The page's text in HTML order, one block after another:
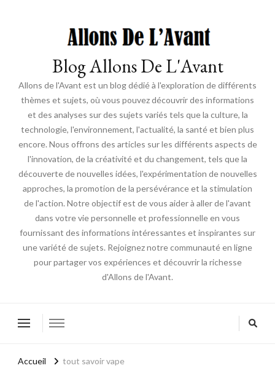
Blog Allons De L'Avant
Allons de l'Avant est un blog dédié à l'exploration de différents
thèmes et sujets, où vous pouvez découvrir des informations
et des analyses sur des sujets variés tels que la culture, la
technologie, l'environnement, l'actualité, la santé et bien plus
encore. Nous offrons des articles sur les différents aspects de
l'innovation, de la créativité et du changement, tels que la
découverte de nouvelles idées, l'expérimentation de nouvelles
approches, la promotion de la persévérance et la stimulation
de l'action. Notre objectif est de vous aider à aller de l'avant
dans votre vie personnelle et professionnelle en vous
fournissant des informations intéressantes et inspirantes sur
une variété de sujets. Rejoignez notre communauté en ligne
pour partager vos expériences et découvrir la richesse
d'Allons de l'Avant.
Accueil tout savoir vape